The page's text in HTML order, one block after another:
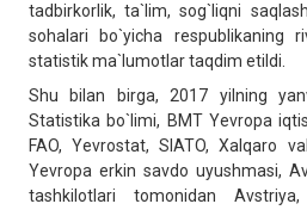
tadbirkorlik, ta`lim, sog`liqni
sohalari bo`yicha respublikaning
statistik ma`lumotlar taqdim etildi.
Shu bilan birga, 2017 yilning
Statistika bo`limi, BMT Yevropa
FAO, Yevrostat, SIATO, Xalqaro
Yevropa erkin savdo uyushmasi,
tashkilotlari tomonidan Avstriya,